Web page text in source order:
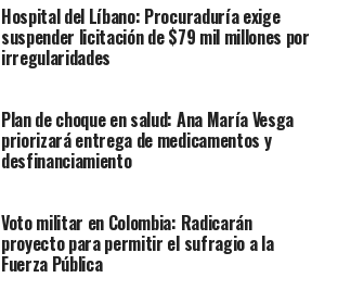
Hospital del Líbano: Procuraduría exige
suspender licitación de $79 mil millones por
irregularidades
Plan de choque en salud: Ana María Vesga
priorizará entrega de medicamentos y
desfinanciamiento
Voto militar en Colombia: Radicarán
proyecto para permitir el sufragio a la
Fuerza Pública